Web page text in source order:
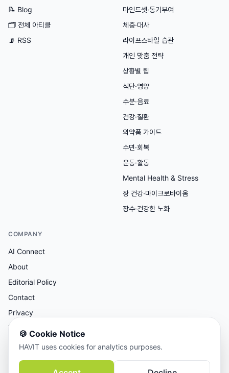
📝 Blog
🗂 전체 아티클
📡 RSS
마인드셋·동기부여
체중·대사
라이프스타일 습관
개인 맞춤 전략
상황별 팁
식단·영양
수분·음료
건강·질환
의약품 가이드
수면·회복
운동·활동
Mental Health & Stress
장 건강·마이크로바이옴
장수·건강한 노화
COMPANY
AI Connect
About
Editorial Policy
Contact
Privacy
Terms
AI 보조 리서치, 사람이 검토한 콘텐츠.
🍪 Cookie Notice
HAVIT uses cookies for analytics purposes.